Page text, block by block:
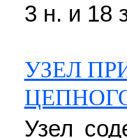
3 н. и 18
УЗЕЛ
Узел